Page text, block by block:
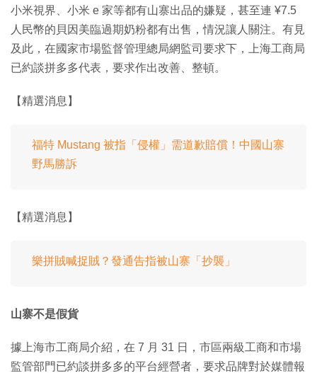
小米視界、小米 e 家等都有山寨出品的嫌疑，甚至連 ¥7.5
人民幣的貝因美臨過期奶粉都有出售，情況讓人關注。有見
及此，在國家市場監督管理總局網監司要求下，上海工商局
已約談拼多多代表，要求作出改善、整頓。
【精選消息】
福特 Mustang 被指「侵權」需道歉賠償！中國山寨
野馬勝訴
【精選消息】
樂拼賊喊捉賊？發通告指被山寨「抄襲」
山寨不是假貨
據上海市工商局介紹，在 7 月 31 日，市區兩級工商和市場
監管部門已約談拼多多的平台經營者，要求品牌對於媒體報